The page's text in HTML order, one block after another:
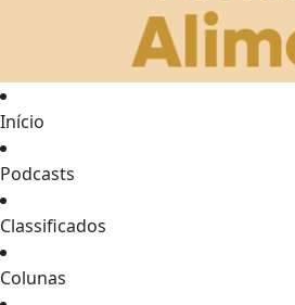
Início
Podcasts
Classificados
Colunas